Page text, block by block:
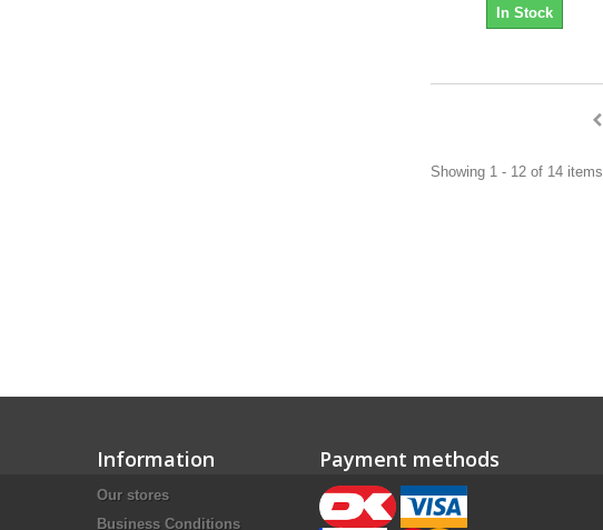
In Stock
Showing 1 - 12 of 14 items
Information
Our stores
Business Conditions
Payment methods